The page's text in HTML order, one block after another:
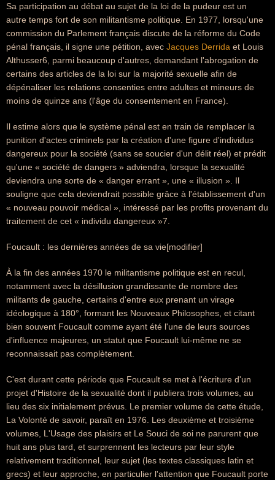
Sa participation au débat au sujet de la loi de la pudeur est un
autre temps fort de son militantisme politique. En 1977, lorsqu'une
commission du Parlement français discute de la réforme du Code
pénal français, il signe une pétition, avec Jacques Derrida et Louis
Althusser6, parmi beaucoup d'autres, demandant l'abrogation de
certains des articles de la loi sur la majorité sexuelle afin de
dépénaliser les relations consenties entre adultes et mineurs de
moins de quinze ans (l'âge du consentement en France).
Il estime alors que le système pénal est en train de remplacer la
punition d'actes criminels par la création d'une figure d'individus
dangereux pour la société (sans se soucier d'un délit réel) et prédit
qu'une « société de dangers » adviendra, lorsque la sexualité
deviendra une sorte de « danger errant », une « illusion ». Il
souligne que cela deviendrait possible grâce à l'établissement d'un
« nouveau pouvoir médical », intéressé par les profits provenant du
traitement de cet « individu dangereux »7.
Foucault : les dernières années de sa vie[modifier]
À la fin des années 1970 le militantisme politique est en recul,
notamment avec la désillusion grandissante de nombre des
militants de gauche, certains d'entre eux prenant un virage
idéologique à 180°, formant les Nouveaux Philosophes, et citant
bien souvent Foucault comme ayant été l'une de leurs sources
d'influence majeures, un statut que Foucault lui-même ne se
reconnaissait pas complètement.
C'est durant cette période que Foucault se met à l'écriture d'un
projet d'Histoire de la sexualité dont il publiera trois volumes, au
lieu des six initialement prévus. Le premier volume de cette étude,
La Volonté de savoir, paraît en 1976. Les deuxième et troisième
volumes, L'Usage des plaisirs et Le Souci de soi ne parurent que
huit ans plus tard, et surprennent les lecteurs par leur style
relativement traditionnel, leur sujet (les textes classiques latin et
grecs) et leur approche, en particulier l'attention que Foucault porte